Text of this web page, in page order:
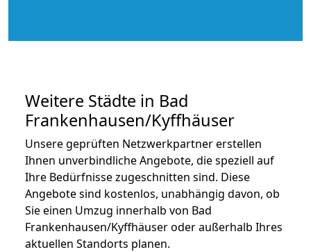
Weitere Städte in Bad
Frankenhausen/Kyffhäuser
Unsere geprüften Netzwerkpartner erstellen
Ihnen unverbindliche Angebote, die speziell auf
Ihre Bedürfnisse zugeschnitten sind. Diese
Angebote sind kostenlos, unabhängig davon, ob
Sie einen Umzug innerhalb von Bad
Frankenhausen/Kyffhäuser oder außerhalb Ihres
aktuellen Standorts planen.